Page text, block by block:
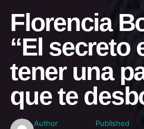
Florencia
“El secreto
tener una
que te
Author Published